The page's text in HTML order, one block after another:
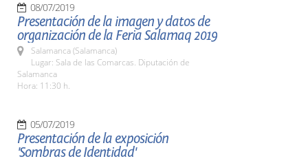
08/07/2019
Presentación de la imagen y datos de
organización de la Feria Salamaq 2019
Salamanca (Salamanca)
Lugar: Sala de las Comarcas. Diputación de
Salamanca
Hora: 11:30 h.
05/07/2019
Presentación de la exposición
'Sombras de Identidad'